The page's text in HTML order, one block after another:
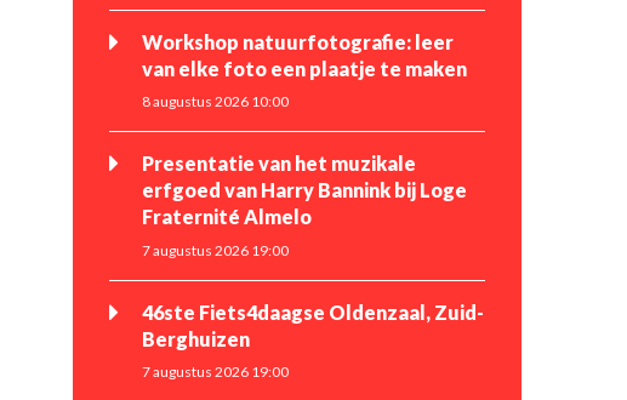
Workshop natuurfotografie: leer
van elke foto een plaatje te maken
8 augustus 2026 10:00
Presentatie van het muzikale
erfgoed van Harry Bannink bij Loge
Fraternité Almelo
7 augustus 2026 19:00
46ste Fiets4daagse Oldenzaal, Zuid-
Berghuizen
7 augustus 2026 19:00